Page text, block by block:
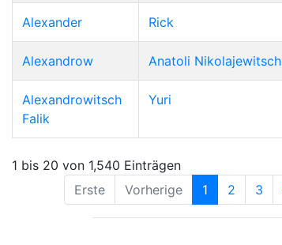
Alexander Rick
Alexandrow Anatoli Nikolajewitsch
Alexandrowitsch
Falik
Yuri
1 bis 20 von 1,540 Einträgen
Erste
Vorherige 1 2 3